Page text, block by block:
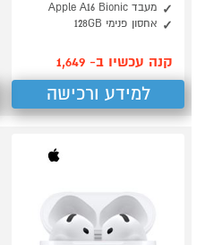
מעבד Apple A16 Bionic
אחסון פנימי 128GB
קנה עכשיו ב- 1,649
למידע ורכישה